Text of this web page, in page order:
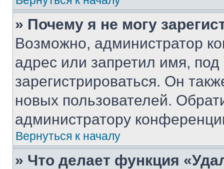
» Почему я не могу
Возможно, администратор
адрес или запретил имя,
зарегистрироваться. Он
новых пользователей.
администратору
Вернуться к началу
» Что делает функция